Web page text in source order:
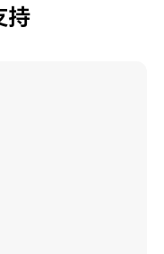
持